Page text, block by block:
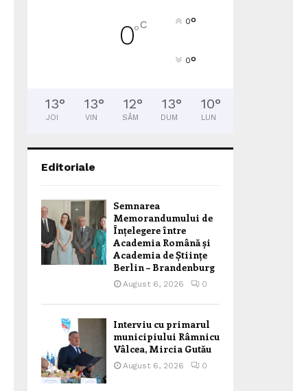
0°C 0°
0°
13°
JOI
13°
VIN
12°
SÂM
13°
DUM
10°
LUN
Editoriale
Semnarea
Memorandumului de
Înțelegere între
Academia Română și
Academia de Științe
Berlin – Brandenburg
August 6, 2026 0
Interviu cu primarul
municipiului Râmnicu
Vâlcea, Mircia Gutău
August 6, 2026 0